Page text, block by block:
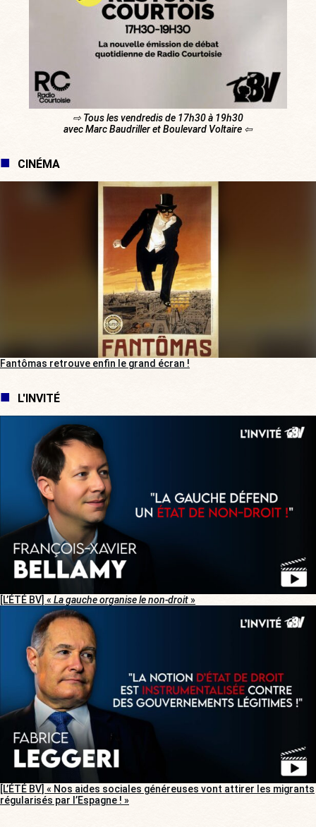
⇨ Tous les vendredis de 17h30 à 19h30
avec Marc Baudriller et Boulevard Voltaire ⇦
CINÉMA
Fantômas retrouve enfin le grand écran !
L'INVITÉ
[L’ÉTÉ BV] « La gauche organise le non-droit»
[L’ÉTÉ BV] « Nos aides sociales généreuses vont attirer les migrants
régularisés par l’Espagne ! »